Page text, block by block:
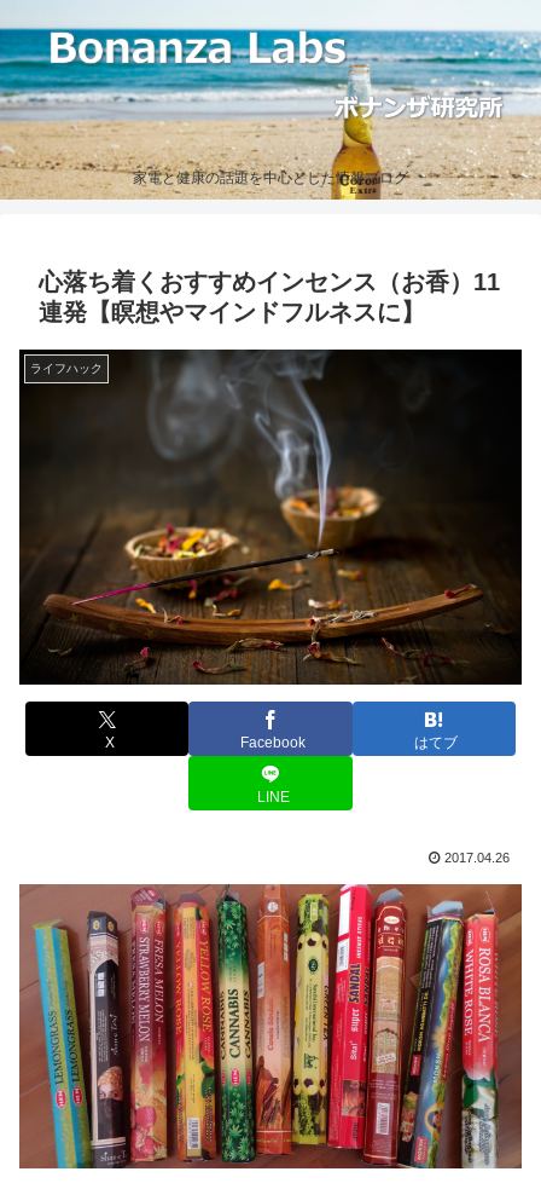
家電と健康の話題を中心とした情報ブログ
心落ち着くおすすめインセンス（お香）11
連発【瞑想やマインドフルネスに】
ライフハック
X Facebook はてブ
LINE
2017.04.26